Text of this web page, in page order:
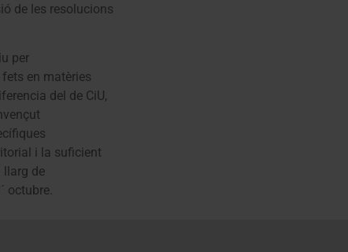
de les resolucions
per
en matèries
del de CiU,
i la suficient
llarg de
octubre.